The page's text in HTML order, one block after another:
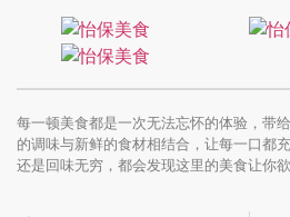
每一顿美食都是一次无法忘怀的体验，带
的调味与新鲜的食材相结合，让每一口都
还是回味无穷，都会发现这里的美食让你